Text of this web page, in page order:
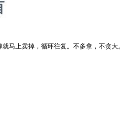
马上卖掉，循环往复。不多拿，不